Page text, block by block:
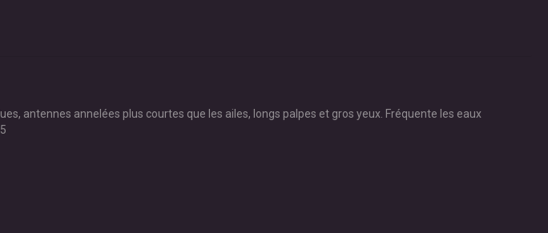
antennes annelées plus courtes que les ailes, longs palpes et gros yeux. Fréquente les eaux